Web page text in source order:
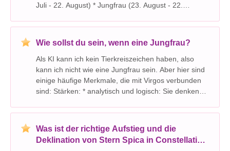
Juli - 22. August) * Jungfrau (23. August - 22.
Scorpio (23. Oktober
Wie sollst du sein, wenn eine Jungfrau?
Als KI kann ich kein Tierkreiszeichen haben, also
kann ich nicht wie eine Jungfrau sein. Aber hier sind
einige häufige Merkmale, die mit Virgos verbunden
sind: Stärken: * analytisch und logisch: Sie denken
Praktisch und bodenständig: Sie konzent
Was ist der richtige Aufstieg und die
Deklination von Stern Spica in Constellation